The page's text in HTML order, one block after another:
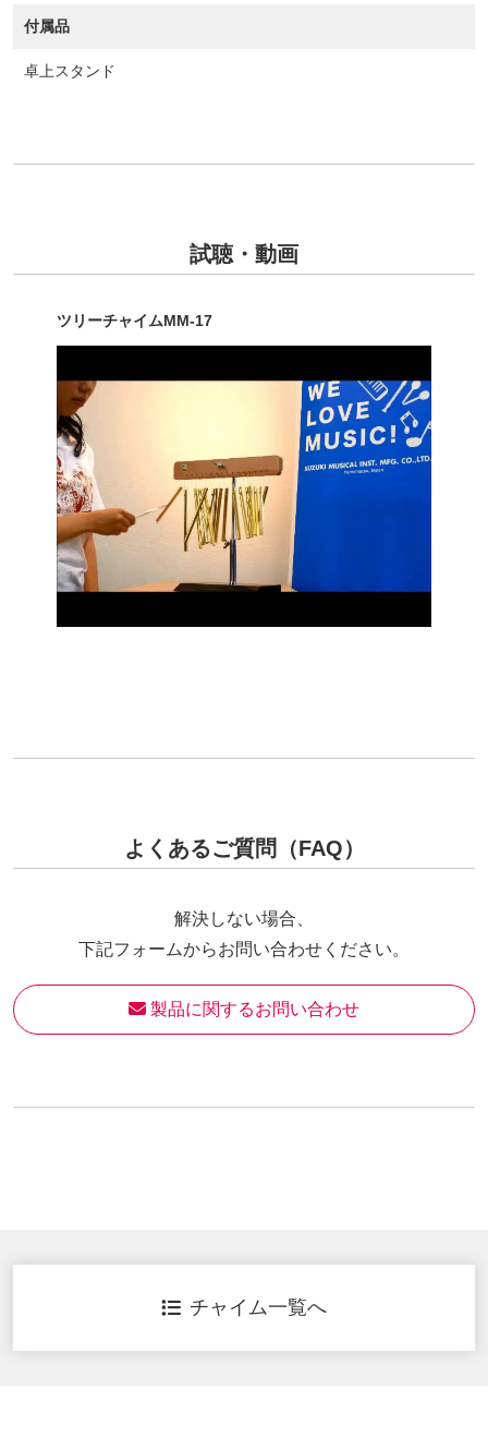
付属品
卓上スタンド
試聴・動画
ツリーチャイムMM-17
よくあるご質問（FAQ）
解決しない場合、
下記フォームからお問い合わせください。
製品に関するお問い合わせ
チャイム一覧へ